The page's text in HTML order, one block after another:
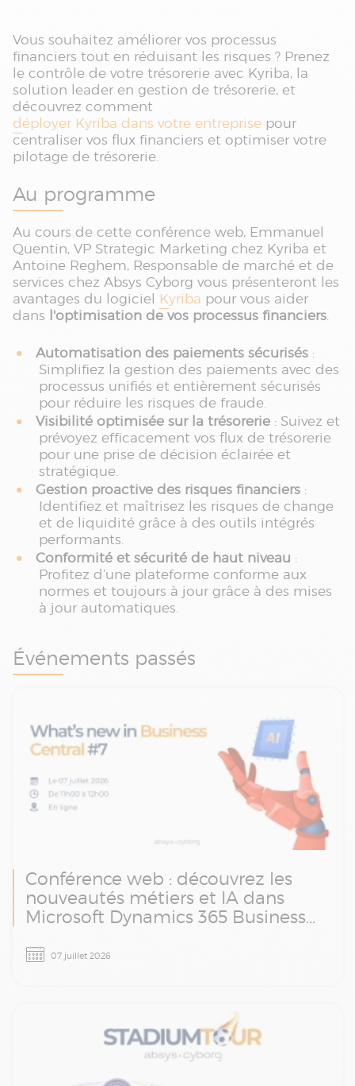
Vous souhaitez améliorer vos processus
financiers tout en réduisant les risques ? Prenez
le contrôle de votre trésorerie avec Kyriba, la
solution leader en gestion de trésorerie, et
découvrez comment
déployer Kyriba dans votre entreprise pour
centraliser vos flux financiers et optimiser votre
pilotage de trésorerie.
Au programme
Au cours de cette conférence web, Emmanuel
Quentin, VP Strategic Marketing chez Kyriba et
Antoine Reghem, Responsable de marché et de
services chez Absys Cyborg vous présenteront les
avantages du logiciel Kyriba pour vous aider
dans l'optimisation de vos processus financiers.
Automatisation des paiements sécurisés :
Simplifiez la gestion des paiements avec des
processus unifiés et entièrement sécurisés
pour réduire les risques de fraude.
Visibilité optimisée sur la trésorerie : Suivez et
prévoyez efficacement vos flux de trésorerie
pour une prise de décision éclairée et
stratégique.
Gestion proactive des risques financiers :
Identifiez et maîtrisez les risques de change
et de liquidité grâce à des outils intégrés
performants.
Conformité et sécurité de haut niveau :
Profitez d’une plateforme conforme aux
normes et toujours à jour grâce à des mises
à jour automatiques.
Événements passés
Conférence web : découvrez les
nouveautés métiers et IA dans
Microsoft Dynamics 365 Business
Revivez notre conférence web et découvrez
les innovations de Microsoft Dynamics 365
07 juillet 2026